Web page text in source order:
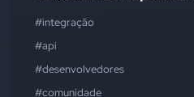
#integração
#api
#desenvolvedores
#comunidade